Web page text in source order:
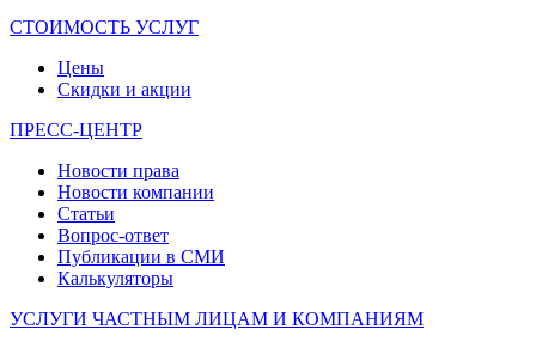
СТОИМОСТЬ УСЛУГ
Цены
Скидки и акции
ПРЕСС-ЦЕНТР
Новости права
Новости компании
Статьи
Вопрос-ответ
Публикации в СМИ
Калькуляторы
УСЛУГИ ЧАСТНЫМ ЛИЦАМ И КОМПАНИЯМ